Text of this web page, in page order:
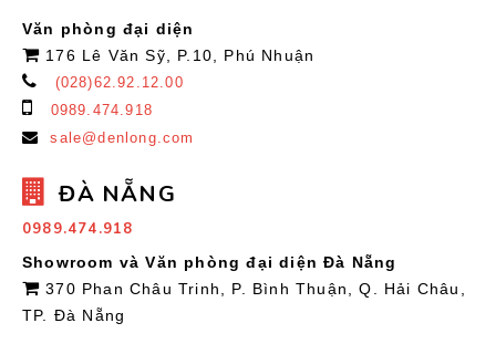
Văn phòng đại diện
176 Lê Văn Sỹ, P.10, Phú Nhuận
(028)62.92.12.00
0989.474.918
sale@denlong.com
ĐÀ NẴNG
0989.474.918
Showroom và Văn phòng đại diện Đà Nẵng
370 Phan Châu Trinh, P. Bình Thuận, Q. Hải Châu,
TP. Đà Nẵng